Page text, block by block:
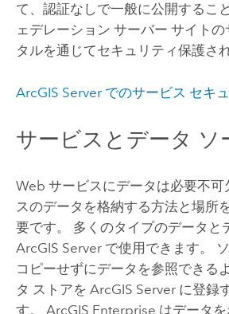
て、認証なしで一般に公開するこ
ェデレーション サーバー サイト
タルを通じてセキュリティ保護され
ArcGIS Serverでのサービス セキ
サービスとデータ ソ
Web サービスにデータは必要不可
スのデータを格納する方法と場所
要です。 多くのタイプのデータと
ArcGIS Serverで使用できます。
コピーせずにデータを参照できる
タ ストアを ArcGIS Serverに登録
す。 ArcGIS Enterprise はデータ